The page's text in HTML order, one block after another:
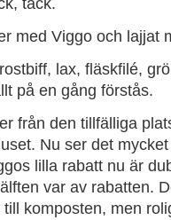
tack.
med Viggo och lajjat
lax, fläskfilé,
på en gång förstås.
från den tillfälliga
Nu ser det
lilla rabatt nu är
var av rabatten.
komposten, men